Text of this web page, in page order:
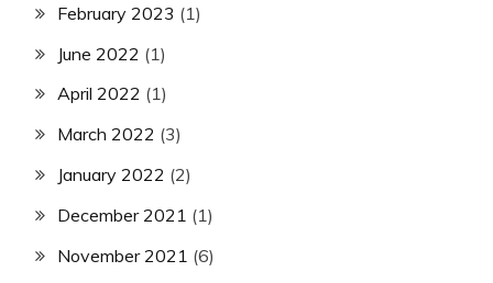
February 2023 (1)
June 2022 (1)
April 2022 (1)
March 2022 (3)
January 2022 (2)
December 2021 (1)
November 2021 (6)